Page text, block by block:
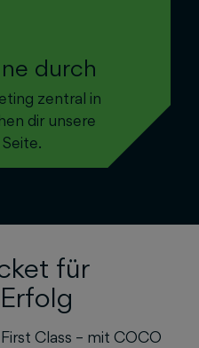
durch
zentral in
dir unsere
für
Class – mit COCO